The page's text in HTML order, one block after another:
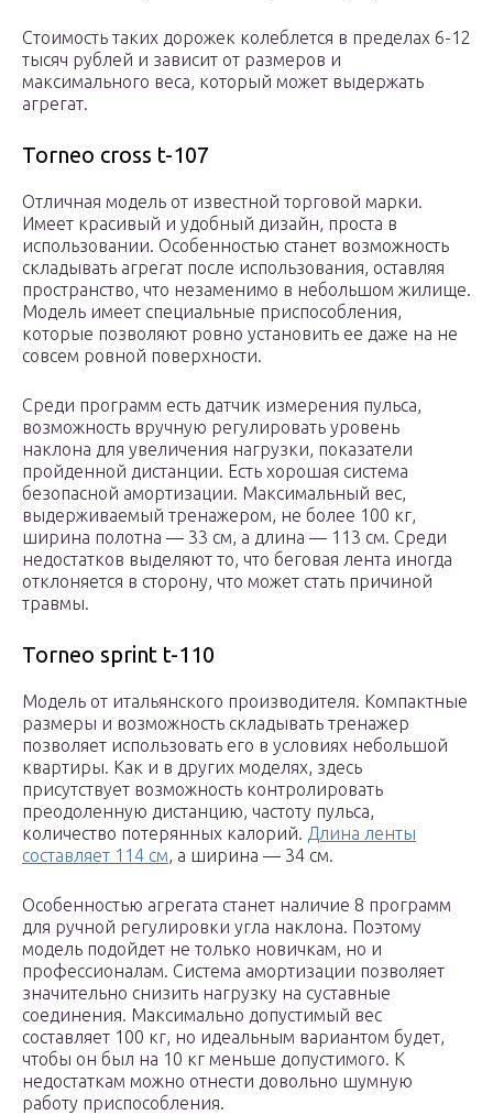
Стоимость таких дорожек колеблется в пределах 6-12
тысяч рублей и зависит от размеров и
максимального веса, который может выдержать
агрегат.
Torneo cross t-107
Отличная модель от известной торговой марки.
Имеет красивый и удобный дизайн, проста в
использовании. Особенностью станет возможность
складывать агрегат после использования, оставляя
пространство, что незаменимо в небольшом жилище.
Модель имеет специальные приспособления,
которые позволяют ровно установить ее даже на не
совсем ровной поверхности.
Среди программ есть датчик измерения пульса,
возможность вручную регулировать уровень
наклона для увеличения нагрузки, показатели
пройденной дистанции. Есть хорошая система
безопасной амортизации. Максимальный вес,
выдерживаемый тренажером, не более 100 кг,
ширина полотна — 33 см, а длина — 113 см. Среди
недостатков выделяют то, что беговая лента иногда
отклоняется в сторону, что может стать причиной
травмы.
Torneo sprint t-110
Модель от итальянского производителя. Компактные
размеры и возможность складывать тренажер
позволяет использовать его в условиях небольшой
квартиры. Как и в других моделях, здесь
присутствует возможность контролировать
преодоленную дистанцию, частоту пульса,
количество потерянных калорий. Длина ленты
составляет 114 см, а ширина — 34 см.
Особенностью агрегата станет наличие 8 программ
для ручной регулировки угла наклона. Поэтому
модель подойдет не только новичкам, но и
профессионалам. Система амортизации позволяет
значительно снизить нагрузку на суставные
соединения. Максимально допустимый вес
составляет 100 кг, но идеальным вариантом будет,
чтобы он был на 10 кг меньше допустимого. К
недостаткам можно отнести довольно шумную
работу приспособления.